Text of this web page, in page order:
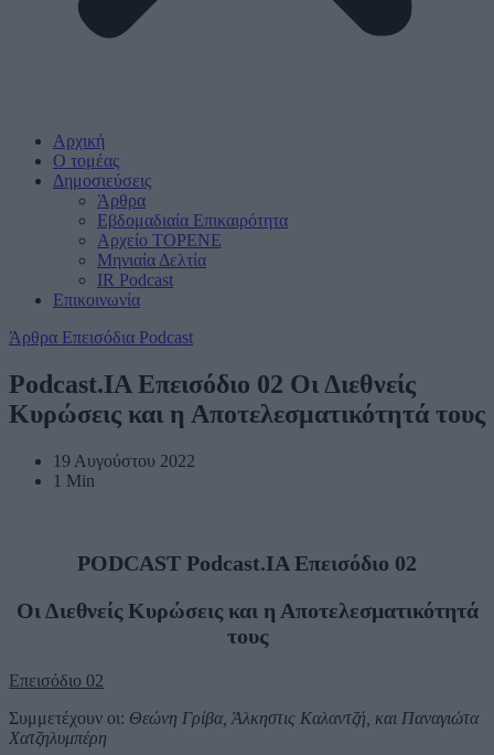
Αρχική
Ο τομέας
Δημοσιεύσεις
Άρθρα
Εβδομαδιαία Επικαιρότητα
Αρχείο ΤΟΡΕΝΕ
Μηνιαία Δελτία
IR Podcast
Επικοινωνία
Άρθρα Επεισόδια Podcast
Podcast.IA Επεισόδιο 02 Οι Διεθνείς
Κυρώσεις και η Αποτελεσματικότητά τους
19 Αυγούστου 2022
1 Min
PODCAST Podcast.IA Επεισόδιο 02
Οι Διεθνείς Κυρώσεις και η Αποτελεσματικότητά
τους
Επεισόδιο 02
Συμμετέχουν οι: Θεώνη Γρίβα, Άλκηστις Καλαντζή, και Παναγιώτα
Χατζηλυμπέρη